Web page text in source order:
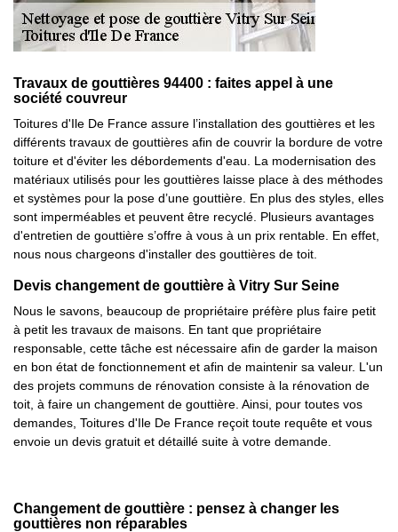
Travaux de gouttières 94400 : faites appel à une
société couvreur
Toitures d'Ile De France assure l’installation des gouttières et les
différents travaux de gouttières afin de couvrir la bordure de votre
toiture et d'éviter les débordements d'eau. La modernisation des
matériaux utilisés pour les gouttières laisse place à des méthodes
et systèmes pour la pose d’une gouttière. En plus des styles, elles
sont imperméables et peuvent être recyclé. Plusieurs avantages
d'entretien de gouttière s’offre à vous à un prix rentable. En effet,
nous nous chargeons d'installer des gouttières de toit.
Devis changement de gouttière à Vitry Sur Seine
Nous le savons, beaucoup de propriétaire préfère plus faire petit
à petit les travaux de maisons. En tant que propriétaire
responsable, cette tâche est nécessaire afin de garder la maison
en bon état de fonctionnement et afin de maintenir sa valeur. L'un
des projets communs de rénovation consiste à la rénovation de
toit, à faire un changement de gouttière. Ainsi, pour toutes vos
demandes, Toitures d'Ile De France reçoit toute requête et vous
envoie un devis gratuit et détaillé suite à votre demande.
Changement de gouttière : pensez à changer les
gouttières non réparables